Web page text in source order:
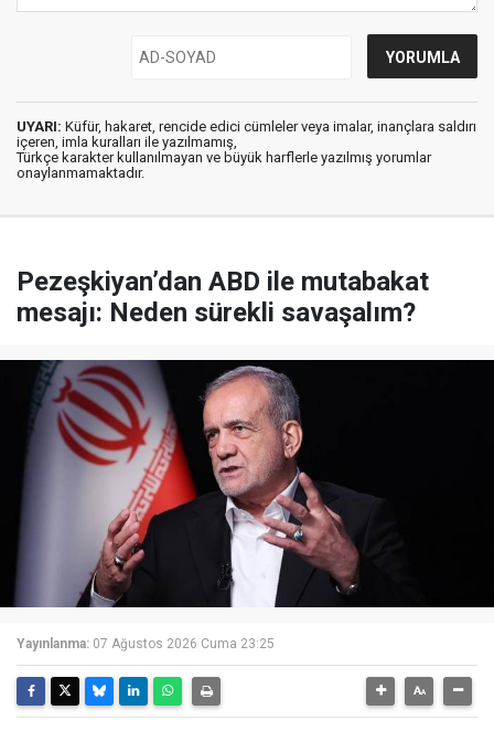
UYARI: Küfür, hakaret, rencide edici cümleler veya imalar, inançlara saldırı
içeren, imla kuralları ile yazılmamış,
Türkçe karakter kullanılmayan ve büyük harflerle yazılmış yorumlar
onaylanmamaktadır.
Pezeşkiyan’dan ABD ile mutabakat
mesajı: Neden sürekli savaşalım?
Yayınlanma: 07 Ağustos 2026 Cuma 23:25